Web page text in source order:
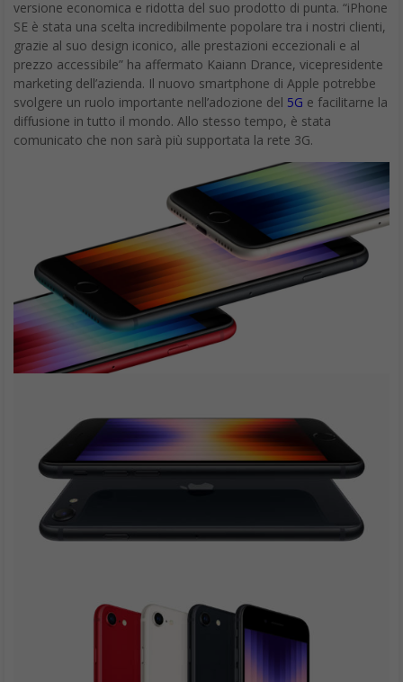
versione economica e ridotta del suo prodotto di punta. “iPhone
SE è stata una scelta incredibilmente popolare tra i nostri clienti,
grazie al suo design iconico, alle prestazioni eccezionali e al
prezzo accessibile” ha affermato Kaiann Drance, vicepresidente
marketing dell’azienda. Il nuovo smartphone di Apple potrebbe
svolgere un ruolo importante nell’adozione del 5G e facilitarne la
diffusione in tutto il mondo. Allo stesso tempo, è stata
comunicato che non sarà più supportata la rete 3G.